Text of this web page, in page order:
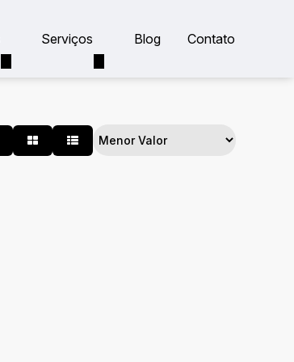
Serviços Blog Contato